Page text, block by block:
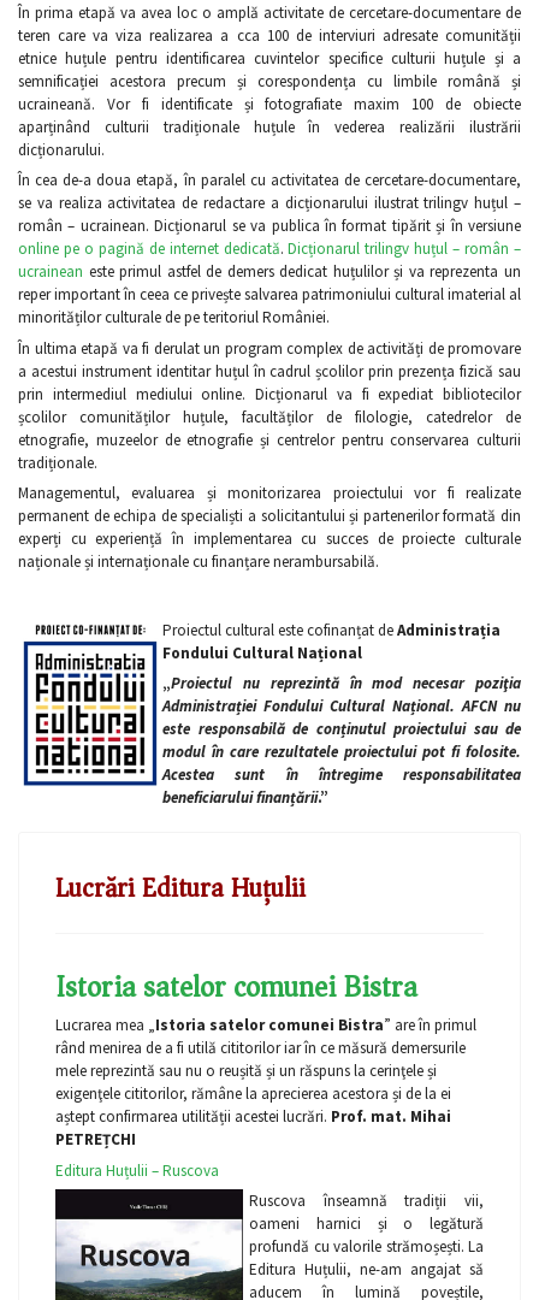
În prima etapă va avea loc o amplă activitate de cercetare-documentare de
teren care va viza realizarea a cca 100 de interviuri adresate comunității
etnice huțule pentru identificarea cuvintelor specifice culturii huțule și a
semnificației acestora precum și corespondența cu limbile română și
ucraineană. Vor fi identificate și fotografiate maxim 100 de obiecte
aparținând culturii tradiționale huțule în vederea realizării ilustrării
dicționarului.
În cea de-a doua etapă, în paralel cu activitatea de cercetare-documentare,
se va realiza activitatea de redactare a dicționarului ilustrat trilingv huțul –
român – ucrainean. Dicționarul se va publica în format tipărit și în versiune
online pe o pagină de internet dedicată.Dicționarul trilingv huțul – român –
ucrainean este primul astfel de demers dedicat huțulilor și va reprezenta un
reper important în ceea ce privește salvarea patrimoniului cultural imaterial al
minorităților culturale de pe teritoriul României.
În ultima etapă va fi derulat un program complex de activități de promovare
a acestui instrument identitar huțul în cadrul școlilor prin prezența fizică sau
prin intermediul mediului online. Dicționarul va fi expediat bibliotecilor
școlilor comunităților huțule, facultăților de filologie, catedrelor de
etnografie, muzeelor de etnografie și centrelor pentru conservarea culturii
tradiționale.
Managementul, evaluarea și monitorizarea proiectului vor fi realizate
permanent de echipa de specialiști a solicitantului și partenerilor formată din
experți cu experiență în implementarea cu succes de proiecte culturale
naționale și internaționale cu finanțare nerambursabilă.
Proiectul cultural este cofinanțat deAdministrația
Fondului Cultural Național
„Proiectul nu reprezintă în mod necesar poziţia
Administrației Fondului Cultural Național. AFCN nu
este responsabilă de conținutul proiectului sau de
modul în care rezultatele proiectului pot fi folosite.
Acestea sunt în întregime responsabilitatea
beneficiarului finanțării.”
Lucrări Editura Huțulii
Istoria satelor comunei Bistra
Lucrarea mea „Istoria satelor comunei Bistra” are în primul
rând menirea de a fi utilă cititorilor iar în ce măsură demersurile
mele reprezintă sau nu o reușită și un răspuns la cerinţele și
exigenţele cititorilor, rămâne la aprecierea acestora și de la ei
aștept confirmarea utilității acestei lucrări. Prof. mat. Mihai
PETREȚCHI
Editura Huțulii – Ruscova
Ruscova înseamnă tradiții vii,
oameni harnici și o legătură
profundă cu valorile strămoșești. La
Editura Huțulii, ne-am angajat să
aducem în lumină poveștile,